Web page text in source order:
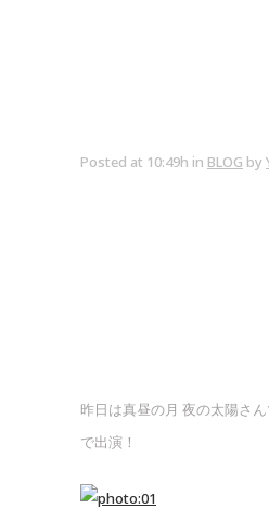
Posted at 10:49h in BLOG by
昨日は真昼の月 夜の太陽さ
で出演！